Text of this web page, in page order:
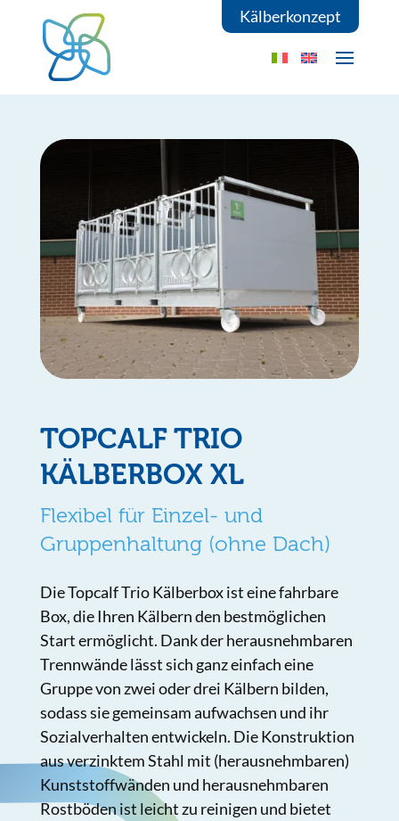
Kälberkonzept
TOPCALF TRIO
KÄLBERBOX XL
Flexibel für Einzel- und
Gruppenhaltung (ohne Dach)
Die Topcalf Trio Kälberbox ist eine fahrbare
Box, die Ihren Kälbern den bestmöglichen
Start ermöglicht. Dank der herausnehmbaren
Trennwände lässt sich ganz einfach eine
Gruppe von zwei oder drei Kälbern bilden,
sodass sie gemeinsam aufwachsen und ihr
Sozialverhalten entwickeln. Die Konstruktion
aus verzinktem Stahl mit (herausnehmbaren)
Kunststoffwänden und herausnehmbaren
Rostböden ist leicht zu reinigen und bietet